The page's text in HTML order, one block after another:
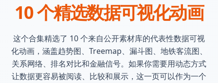
10 个精选数据可视化动画
这个合集精选了 10 个来自公开素材库的代表性数据可视
化动画，涵盖趋势图、Treemap、漏斗图、地铁客流图、
关系网络、排名对比和金融信号。如果你需要用动态方式
让数据更容易被阅读、比较和展示，这一页可以作为一个